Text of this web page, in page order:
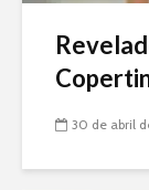
30 de abril